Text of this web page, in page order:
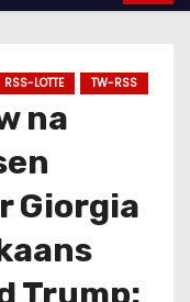
RSS-LOTTE TW-RSS
na
Giorgia